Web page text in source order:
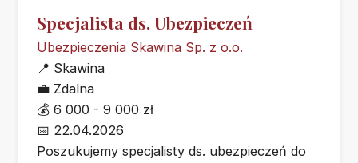
Specjalista ds. Ubezpieczeń
Ubezpieczenia Skawina Sp. z o.o.
📍 Skawina
💼 Zdalna
💰 6 000 - 9 000 zł
📅 22.04.2026
Poszukujemy specjalisty ds. ubezpieczeń do